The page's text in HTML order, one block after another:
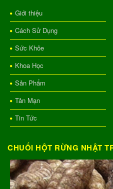
Giới thiệu
Cách Sử Dụng
Sức Khỏe
Khoa Học
Sản Phẩm
Tản Mạn
Tin Tức
CHUỐI HỘT RỪNG NHẬT